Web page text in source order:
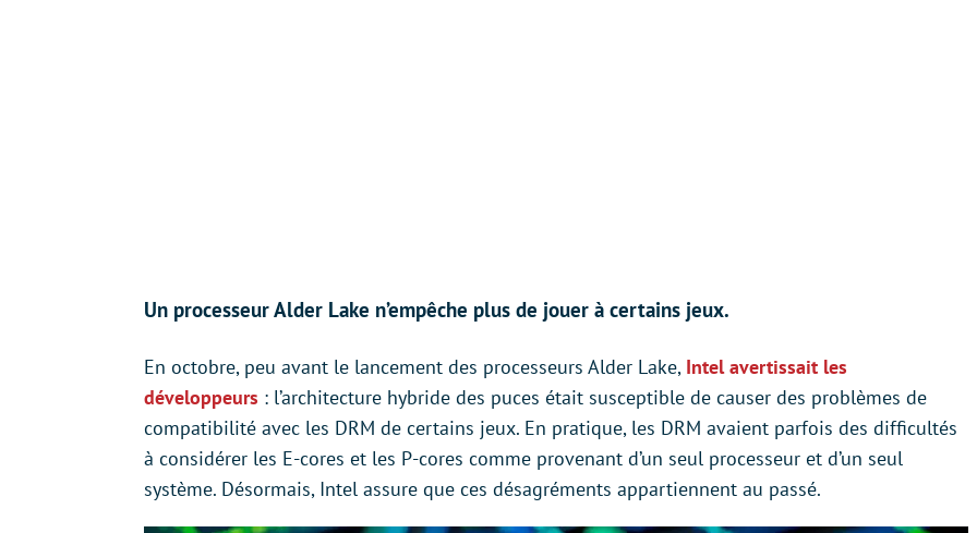
Un processeur Alder Lake n’empêche plus de jouer à certains jeux.
En octobre, peu avant le lancement des processeurs Alder Lake, Intel avertissait les
développeurs : l’architecture hybride des puces était susceptible de causer des problèmes de
compatibilité avec les DRM de certains jeux. En pratique, les DRM avaient parfois des difficultés
à considérer les E-cores et les P-cores comme provenant d’un seul processeur et d’un seul
système. Désormais, Intel assure que ces désagréments appartiennent au passé.